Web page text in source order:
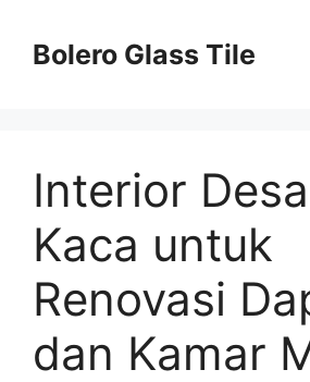
contentBolero Glass Tile
Interior
Kaca untuk
Renovasi
dan Kamar